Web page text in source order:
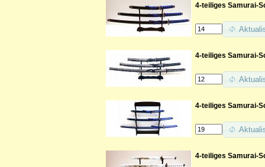
4-teiliges Samurai-
4-teiliges Samurai-
4-teiliges Samurai-
4-teiliges Samurai-